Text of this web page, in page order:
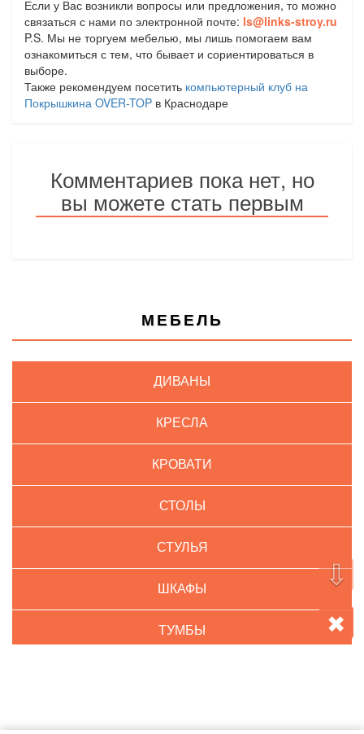
✖
⇩
Если у Вас возникли вопросы или предложения, то можно
связаться с нами по электронной почте: ls@links-stroy.ru
P.S. Мы не торгуем мебелью, мы лишь помогаем вам
ознакомиться с тем, что бывает и сориентироваться в
выборе.
Также рекомендуем посетить компьютерный клуб на
Покрышкина OVER-TOP в Краснодаре
Комментариев пока нет, но
вы можете стать первым
МЕБЕЛЬ
ДИВАНЫ
КРЕСЛА
КРОВАТИ
СТОЛЫ
СТУЛЬЯ
ШКАФЫ
ТУМБЫ